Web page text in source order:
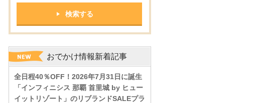
おでかけ情報新着記事
全日程40％OFF！2026年7月31日に誕生
「インフィニシス 那覇 首里城 by ヒュー
イットリゾート」のリブランドSALEプラ